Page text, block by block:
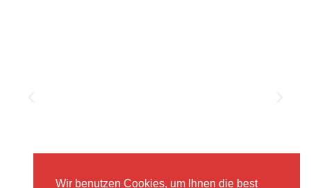
Wir benutzen Cookies, um Ihnen die best